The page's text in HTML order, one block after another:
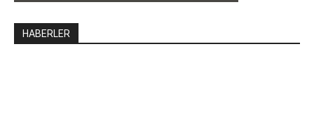
HABERLER